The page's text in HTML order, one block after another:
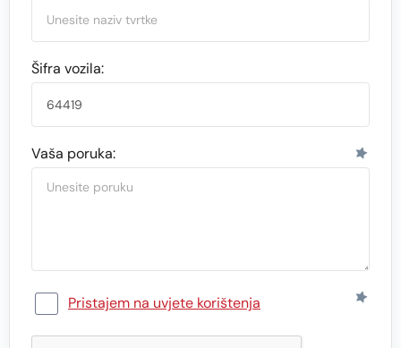
Šifra vozila:
Vaša poruka:
Pristajem na uvjete korištenja